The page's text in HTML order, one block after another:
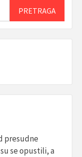
PRETRAGA
presudne
se opustili, a